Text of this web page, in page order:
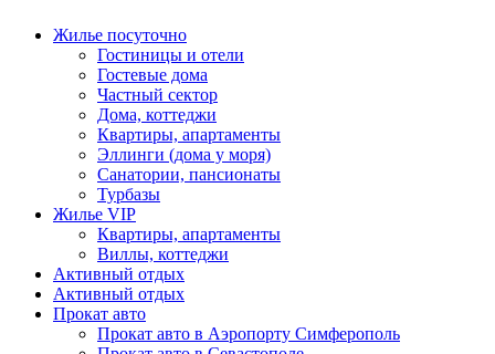
Жилье посуточно
Гостиницы и отели
Гостевые дома
Частный сектор
Дома, коттеджи
Квартиры, апартаменты
Эллинги (дома у моря)
Санатории, пансионаты
Турбазы
Жилье VIP
Квартиры, апартаменты
Виллы, коттеджи
Активный отдых
Активный отдых
Прокат авто
Прокат авто в Аэропорту Симферополь